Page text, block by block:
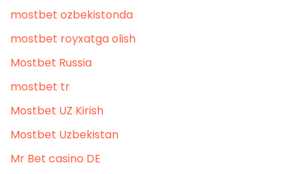
mostbet ozbekistonda
mostbet royxatga olish
Mostbet Russia
mostbet tr
Mostbet UZ Kirish
Mostbet Uzbekistan
Mr Bet casino DE